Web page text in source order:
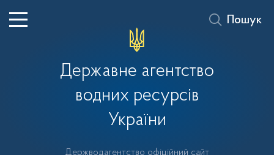
Державне агентство
водних ресурсів
України
Держводагентство офіційний сайт
Пошук